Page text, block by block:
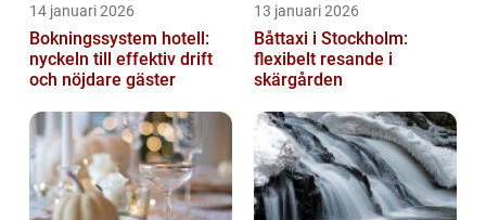
14 januari 2026
Bokningssystem hotell:
nyckeln till effektiv drift
och nöjdare gäster
13 januari 2026
Båttaxi i Stockholm:
flexibelt resande i
skärgården